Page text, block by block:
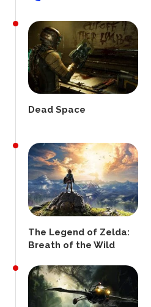
Dead Space
The Legend of Zelda:
Breath of the Wild